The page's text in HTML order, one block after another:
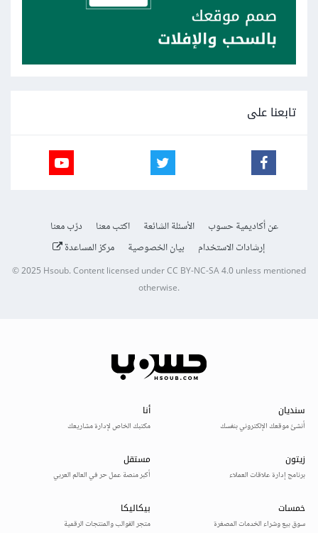
تابعنا على
عن أكاديمية حسوب الأسئلة الشائعة اكتب معنا
درّب معنا
إرشادات الاستخدام
بيان الخصوصية مركز المساعدة
© 2025Hsoub.Content licensed underCC BY-NC-SA 4.0unless mentioned
otherwise.